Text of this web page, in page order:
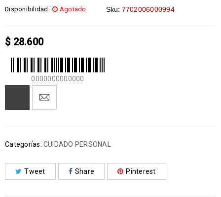
Disponibilidad: Agotado Sku: 7702006000994
$28.600
0000000000000
Categorías: CUIDADO PERSONAL
Tweet Share Pinterest